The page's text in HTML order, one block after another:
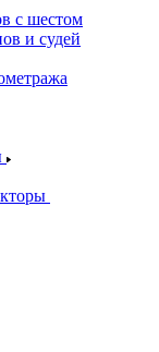
с шестом
и судей